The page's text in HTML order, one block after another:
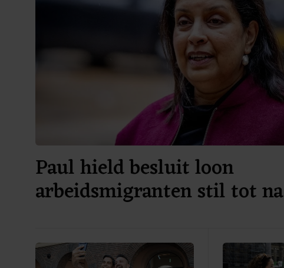
Paul hield besluit loon
arbeidsmigranten stil tot na